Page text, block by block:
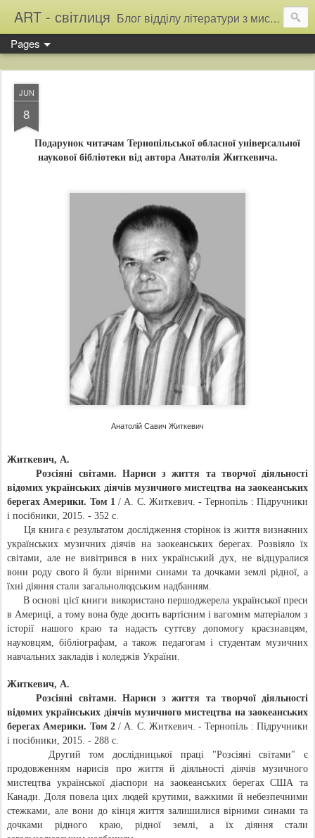
ART - світлиця Блог відділу літератури з мистецтва Тернопільської обласної універсальної наукової бібліотеки
Pages
JUN
8
Подарунок читачам Тернопільської обласної універсальної
наукової бібліотеки від автора Анатолія Житкевича.
Анатолій Савич Житкевич
Житкевич, А.
Розсіяні світами. Нариси з життя та творчої діяльності
відомих українських діячів музичного мистецтва на заокеанських
берегах Америки. Том 1/ А. С. Житкевич. - Тернопіль : Підручники
і посібники, 2015. - 352 с.
Ця книга є результатом дослідження сторінок із життя визначних
українських музичних діячів на заокеанських берегах. Розвіяло їх
світами, але не вивітрився в них український дух, не відцуралися
вони роду свого й були вірними синами та дочками землі рідної, а
їхні діяння стали загальнолюдським надбанням.
В основі цієї книги використано першоджерела української преси
в Америці, а тому вона буде досить вартісним і вагомим матеріалом з
історії нашого краю та надасть суттєву допомогу краєзнавцям,
науковцям, бібліографам, а також педагогам і студентам музичних
навчальних закладів і коледжів України.
Житкевич, А.
Розсіяні світами. Нариси з життя та творчої діяльності
відомих українських діячів музичного мистецтва на заокеанських
берегах Америки. Том 2/ А. С. Житкевич. - Тернопіль : Підручники
і посібники, 2015. - 288 с.
Другий том дослідницької праці "Розсіяні світами" є
продовженням нарисів про життя й діяльності діячів музичного
мистецтва української діаспори на заокеанських берегах США та
Канади. Доля повела цих людей крутими, важкими й небезпечними
стежками, але вони до кінця життя залишилися вірними синами та
дочками рідного краю, рідної землі, а їх діяння стали